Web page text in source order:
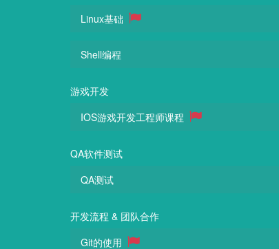
Linux基础
Shell编程
游戏开发
IOS游戏开发工程师课程
QA软件测试
QA测试
开发流程 & 团队合作
Git的使用